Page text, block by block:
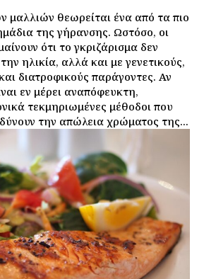
μαλλιών θεωρείται ένα από τα πιο
της γήρανσης. Ωστόσο, οι
ότι το γκριζάρισμα δεν
ηλικία, αλλά και με γενετικούς,
διατροφικούς παράγοντες. Αν
εν μέρει αναπόφευκτη,
τεκμηριωμένες μέθοδοι που
την απώλεια χρώματος της...